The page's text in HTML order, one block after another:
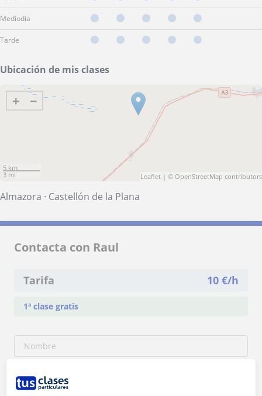
Mediodía
Tarde
Ubicación de mis clases
+ −
5 km
3 mi
Leaflet | © OpenStreetMap contributors
Almazora · Castellón de la Plana
Contacta con Raul
Tarifa 10 €/h
1ª clase gratis